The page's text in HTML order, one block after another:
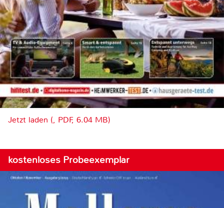
Jetzt laden (, PDF, 6.04 MB)
kostenloses Probeexemplar